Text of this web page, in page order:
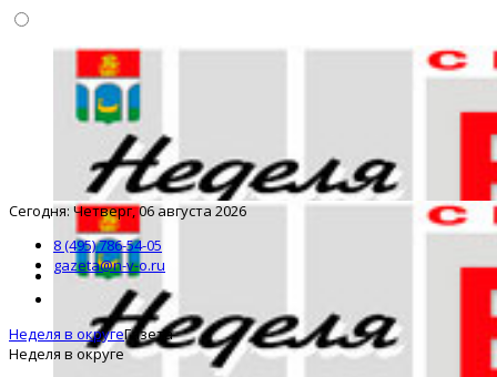
Сегодня: Четверг, 06 августа 2026
8 (495) 786-54-05
gazeta@n-v-o.ru
Неделя в округеГазета
Неделя в округе